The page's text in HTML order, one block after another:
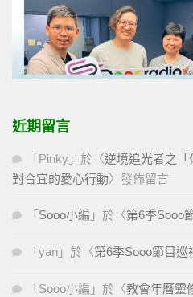
近期留言
「 Pinky 」於〈逆境追光者之「
對合宜的愛心行動〉發佈留言
「 Sooo小編 」於〈第6季Sooo
「 yan 」於〈第6季Sooo節目巡
「 Sooo小編 」於〈教會年曆靈